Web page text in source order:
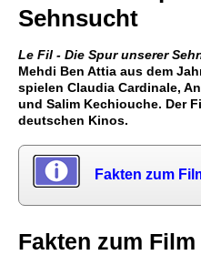
Sehnsucht
Le Fil - Die Spur unserer
Mehdi Ben Attia aus dem
spielen Claudia Cardinale,
und Salim Kechiouche. Der
deutschen Kinos.
Fakten zum
Fakten zum Film